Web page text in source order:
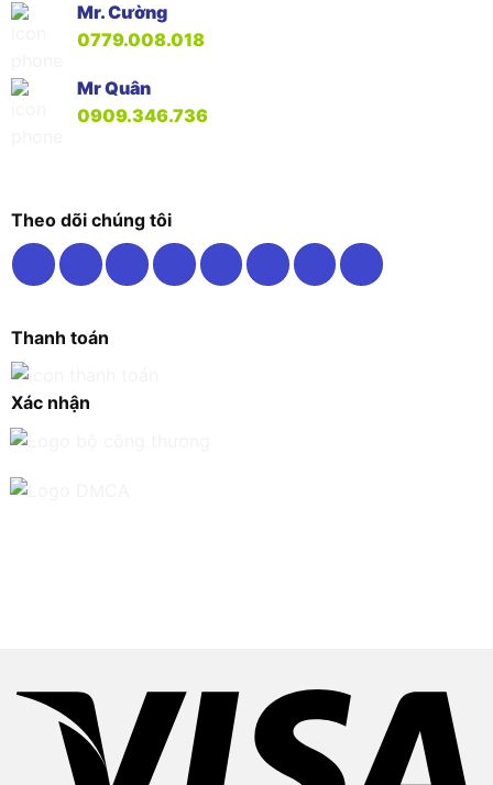
Mr. Cường
0779.008.018
Mr Quân
0909.346.736
Theo dõi chúng tôi
Thanh toán
Xác nhận